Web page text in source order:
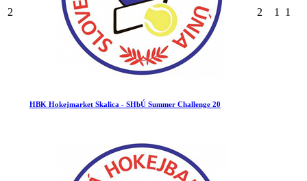
2
HBK Hokejmarket Skalica - SHbÚ Summer Challenge 20
2 1 1